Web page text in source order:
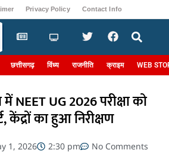
Privacy Policy Contact Info
छत्तीसगढ़ विंध्य राजनीति क्राइम WEB
NEET UG 2026 परीक्षा को
का हुआ निरीक्षण
1, 2026 2:30 pm No Comments